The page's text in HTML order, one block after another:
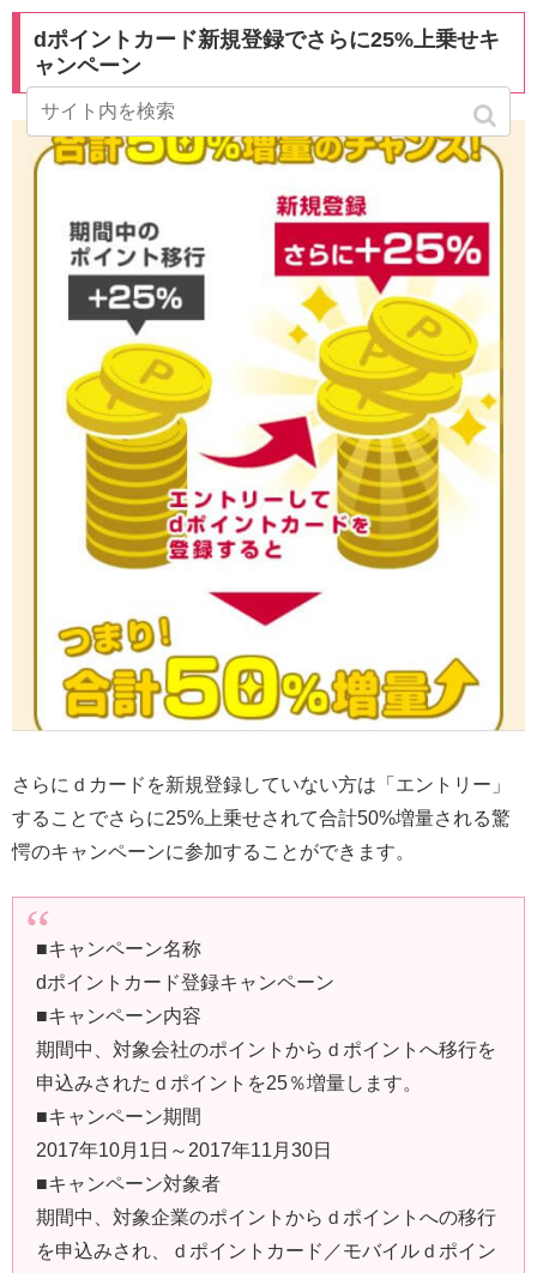
dポイントカード新規登録でさらに25%上乗せキ
ャンペーン
さらにｄカードを新規登録していない方は「エントリー」
することでさらに25%上乗せされて合計50%増量される驚
愕のキャンペーンに参加することができます。
■キャンペーン名称
dポイントカード登録キャンペーン
■キャンペーン内容
期間中、対象会社のポイントからｄポイントへ移行を
申込みされたｄポイントを25％増量します。
■キャンペーン期間
2017年10月1日～2017年11月30日
■キャンペーン対象者
期間中、対象企業のポイントからｄポイントへの移行
を申込みされ、ｄポイントカード／モバイルｄポイン